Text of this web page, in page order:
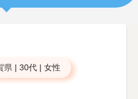
県 | 30代 | 女性